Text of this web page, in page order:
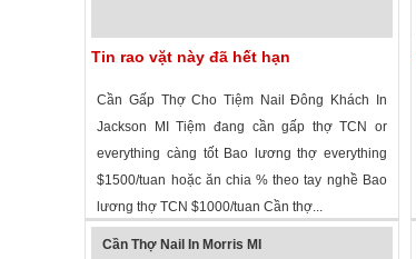
Tin rao vặt này đã hết hạn
Cần Gấp Thợ Cho Tiệm Nail Đông Khách In
Jackson MI Tiệm đang cần gấp thợ TCN or
everything càng tốt Bao lương thợ everything
$1500/tuan hoặc ăn chia % theo tay nghề Bao
lương thợ TCN $1000/tuan Cần thợ...
Cần Thợ Nail In Morris MI